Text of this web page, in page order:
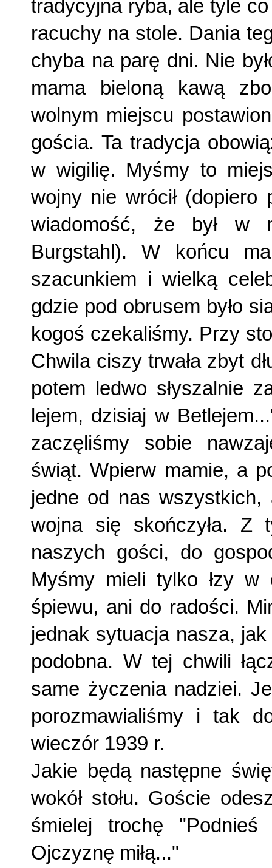
tradycyjna ryba, ale tyle
racuchy na stole. Dania
chyba na parę dni. Nie
mama bieloną kawą
wolnym miejscu
gościa. Ta tradycja
w wigilię. Myśmy to
wojny nie wrócił (dopiero
wiadomość, że był w
Burgstahl). W końcu
szacunkiem i wielką
gdzie pod obrusem było
kogoś czekaliśmy. Przy
Chwila ciszy trwała zbyt
potem ledwo słyszalnie
lejem, dzisiaj w
zaczęliśmy sobie
świąt. Wpierw mamie, a
jedne od nas
wojna się skończyła. Z
naszych gości, do
Myśmy mieli tylko łzy w
śpiewu, ani do radości.
jednak sytuacja nasza,
podobna. W tej chwili
same życzenia nadziei.
porozmawialiśmy i tak
wieczór 1939 r.
Jakie będą następne
wokół stołu. Goście
śmielej trochę "Podnieś
Ojczyznę miłą..."